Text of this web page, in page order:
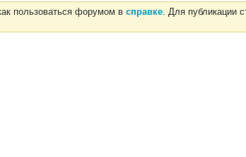
пользоваться форумом в справке. Для публикации